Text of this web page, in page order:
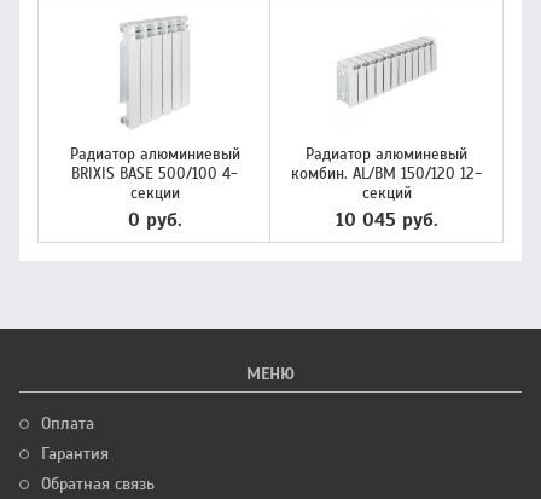
Радиатор алюминиевый
BRIXIS BASE 500/100 4-
секции
0 руб.
Радиатор алюминевый
комбин. AL/BM 150/120 12-
секций
10 045 руб.
МЕНЮ
Оплата
Гарантия
Обратная связь